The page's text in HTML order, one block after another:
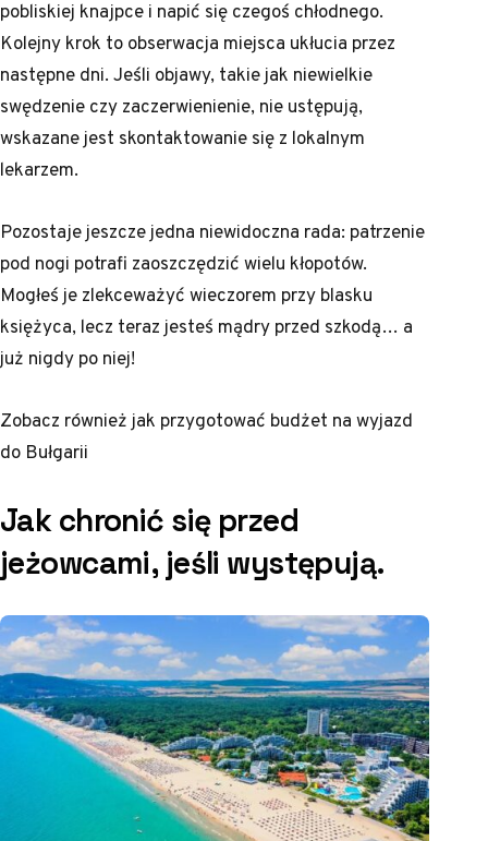
pobliskiej knajpce i napić się czegoś chłodnego.
Kolejny krok to obserwacja miejsca ukłucia przez
następne dni. Jeśli objawy, takie jak niewielkie
swędzenie czy zaczerwienienie, nie ustępują,
wskazane jest skontaktowanie się z lokalnym
lekarzem.
Pozostaje jeszcze jedna niewidoczna rada: patrzenie
pod nogi potrafi zaoszczędzić wielu kłopotów.
Mogłeś je zlekceważyć wieczorem przy blasku
księżyca, lecz teraz jesteś mądry przed szkodą… a
już nigdy po niej!
Zobacz równieżjak przygotować budżet na wyjazd
do Bułgarii
Jak chronić się przed
jeżowcami, jeśli występują.